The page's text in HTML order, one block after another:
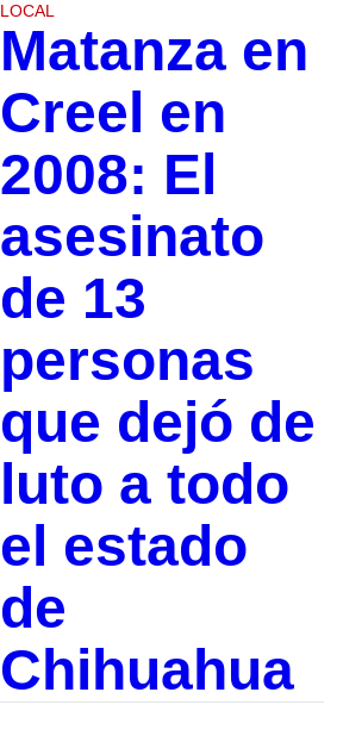
LOCAL
Matanza en
Creel en
2008: El
asesinato
de 13
personas
que dejó de
luto a todo
el estado
de
Chihuahua